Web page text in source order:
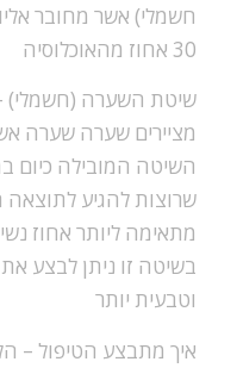
חשמלי) אשר מחובר
30 אחוז מהאוכלוסיה
שיטת השערה (חשמלי)
מציירים שערה שערה
השיטה המובילה כיום
שרוצות להגיע לתוצאה
מתאימה ליותר אחוז
בשיטה זו ניתן לבצע
וטבעית יותר
איך מתבצע הטיפול –